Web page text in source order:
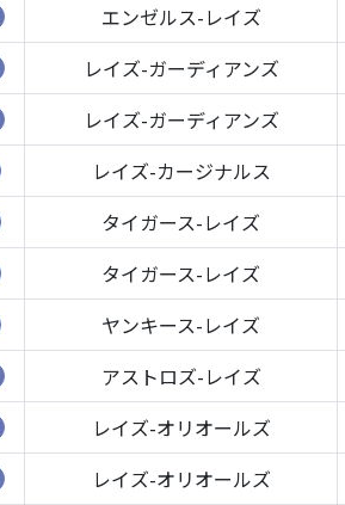
エンゼルス-レイズ
レイズ-ガーディアンズ
レイズ-ガーディアンズ
レイズ-カージナルス
タイガース-レイズ
タイガース-レイズ
ヤンキース-レイズ
アストロズ-レイズ
レイズ-オリオールズ
レイズ-オリオールズ